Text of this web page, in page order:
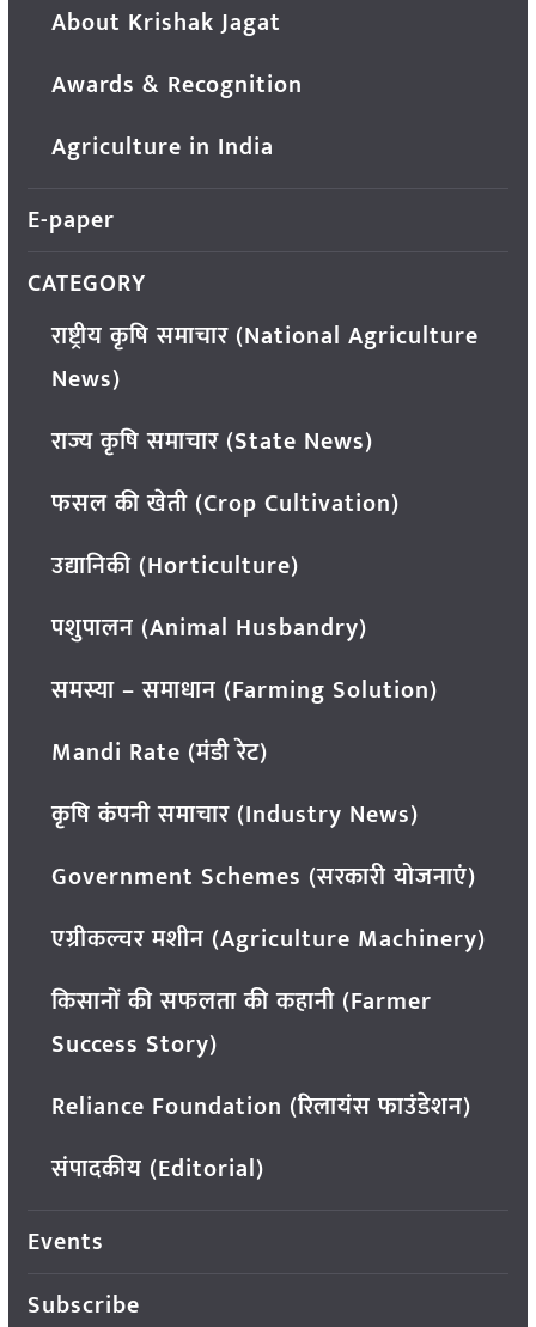
About Krishak Jagat
Awards & Recognition
Agriculture in India
E-paper
CATEGORY
राष्ट्रीय कृषि समाचार (National Agriculture
News)
राज्य कृषि समाचार (State News)
फसल की खेती (Crop Cultivation)
उद्यानिकी (Horticulture)
पशुपालन (Animal Husbandry)
समस्या – समाधान (Farming Solution)
Mandi Rate (मंडी रेट)
कृषि कंपनी समाचार (Industry News)
Government Schemes (सरकारी योजनाएं)
एग्रीकल्चर मशीन (Agriculture Machinery)
किसानों की सफलता की कहानी (Farmer
Success Story)
Reliance Foundation (रिलायंस फाउंडेशन)
संपादकीय (Editorial)
Events
Subscribe